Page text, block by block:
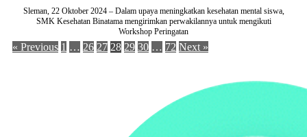
Sleman, 22 Oktober 2024 – Dalam upaya meningkatkan kesehatan mental siswa,
SMK Kesehatan Binatama mengirimkan perwakilannya untuk mengikuti
Workshop Peringatan
« Previous 1 … 26 27 28 29 30 … 72 Next »